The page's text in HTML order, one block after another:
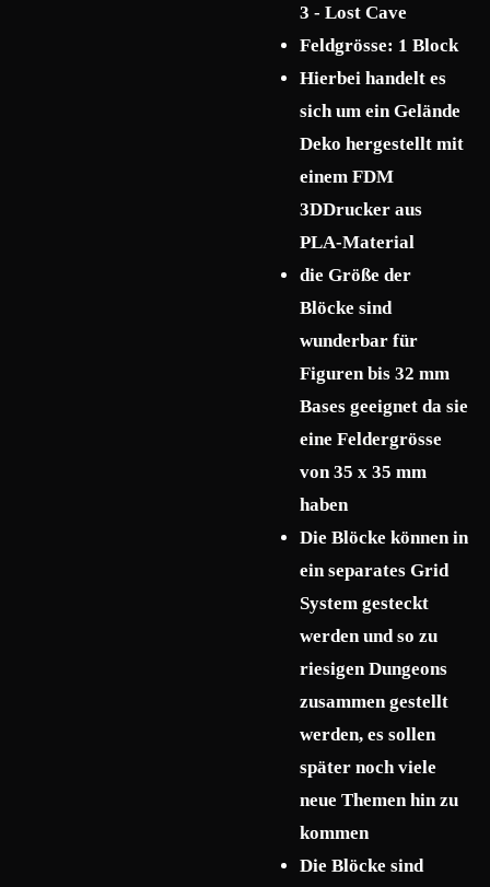
3 - Lost Cave
Feldgrösse: 1 Block
Hierbei handelt es
sich um ein Gelände
Deko hergestellt mit
einem FDM
3DDrucker aus
PLA-Material
die Größe der
Blöcke sind
wunderbar für
Figuren bis 32 mm
Bases geeignet da sie
eine Feldergrösse
von 35 x 35 mm
haben
Die Blöcke können in
ein separates Grid
System gesteckt
werden und so zu
riesigen Dungeons
zusammen gestellt
werden, es sollen
später noch viele
neue Themen hin zu
kommen
Die Blöcke sind